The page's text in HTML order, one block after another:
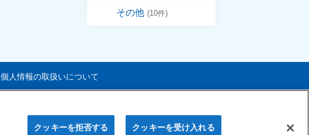
その他 (10件)
個人情報の取扱いについて
© Nisshin Fire & Marine Insurance Co.,Ltd.All Rights Reserved.
クッキーを拒否する クッキーを受け入れる